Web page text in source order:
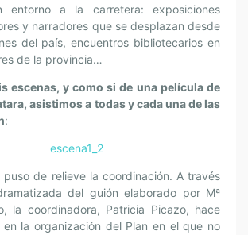
entorno a la carretera: exposiciones
y narradores que se desplazan desde
del país, encuentros bibliotecarios en
de la provincia…
escenas, y como si de una película de
asistimos a todas y cada una de las
:
puso de relieve la coordinación. A través
del guión elaborado por Mª
la coordinadora, Patricia Picazo, hace
la organización del Plan en el que no